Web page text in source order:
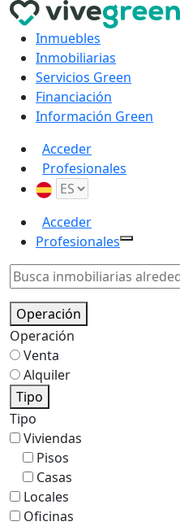
Inmuebles
Inmobiliarias
Servicios Green
Financiación
Información Green
Acceder
Profesionales
Acceder
Profesionales
Operación
Operación
Venta
Alquiler
Tipo
Tipo
Viviendas
Pisos
Casas
Locales
Oficinas